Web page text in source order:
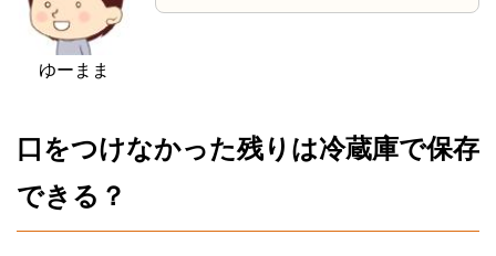
ゆーまま
口をつけなかった残りは冷蔵庫で保存
できる？